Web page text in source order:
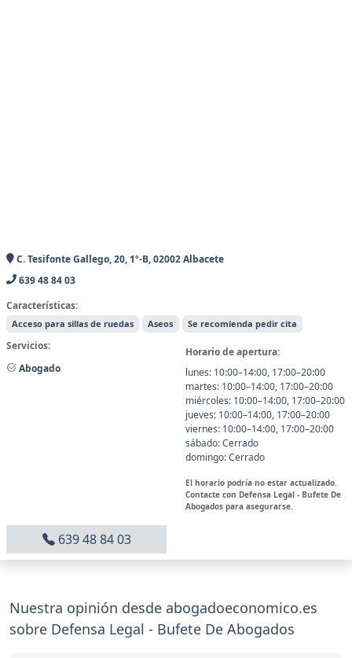
C. Tesifonte Gallego, 20, 1º-B, 02002 Albacete
639 48 84 03
Características:
Acceso para sillas de ruedas Aseos Se recomienda pedir cita
Servicios:
Abogado
Horario de apertura:
lunes: 10:00–14:00, 17:00–20:00
martes: 10:00–14:00, 17:00–20:00
miércoles: 10:00–14:00, 17:00–20:00
jueves: 10:00–14:00, 17:00–20:00
viernes: 10:00–14:00, 17:00–20:00
sábado: Cerrado
domingo: Cerrado
El horario podría no estar actualizado.
Contacte con Defensa Legal - Bufete De
Abogados para asegurarse.
639 48 84 03
Nuestra opinión desde abogadoeconomico.es
sobre Defensa Legal - Bufete De Abogados